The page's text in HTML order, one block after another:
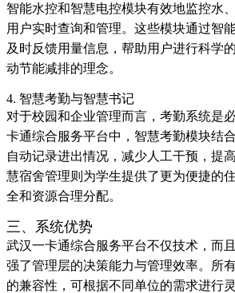
智能水控和智慧电控模块有效地监控水
用户实时查询和管理。这些模块通过智
及时反馈用量信息，帮助用户进行科学
动节能减排的理念。
4. 智慧考勤与智慧书记
对于校园和企业管理而言，考勤系统是
卡通综合服务平台中，智慧考勤模块结
自动记录进出情况，减少人工干预，提
慧宿舍管理则为学生提供了更为便捷的
全和资源合理分配。
三、系统优势
武汉一卡通综合服务平台不仅技术，而
强了管理层的决策能力与管理效率。所
的兼容性，可根据不同单位的需求进行